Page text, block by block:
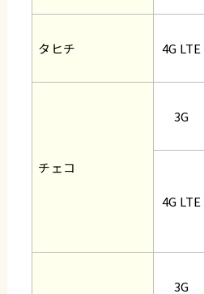
タヒチ 4G LTE
チェコ
3G
4G LTE
3G